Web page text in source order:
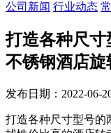
公司新闻 行业动态
打造各种尺寸
不锈钢酒店旋
发布日期：2022-06-
打造各种尺寸型号的